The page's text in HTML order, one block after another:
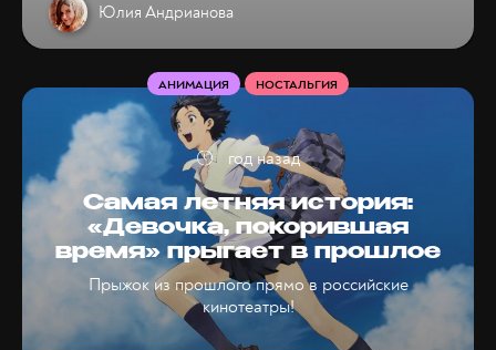
Юлия Андрианова
Самая летняя история:
«Девочка, покорившая
время» прыгает в прошлое
Прыжок из прошлого прямо в российские
кинотеатры!
АНИМАЦИЯ НОСТАЛЬГИЯ
год назад